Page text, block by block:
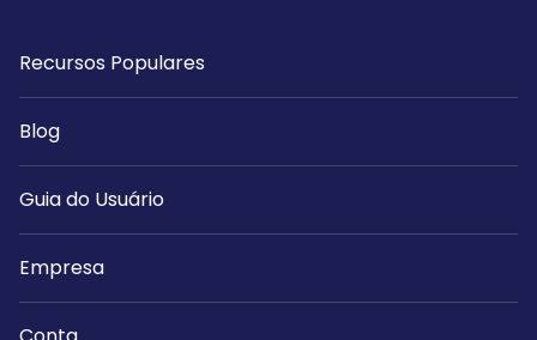
Recursos Populares
Blog
Guia do Usuário
Empresa